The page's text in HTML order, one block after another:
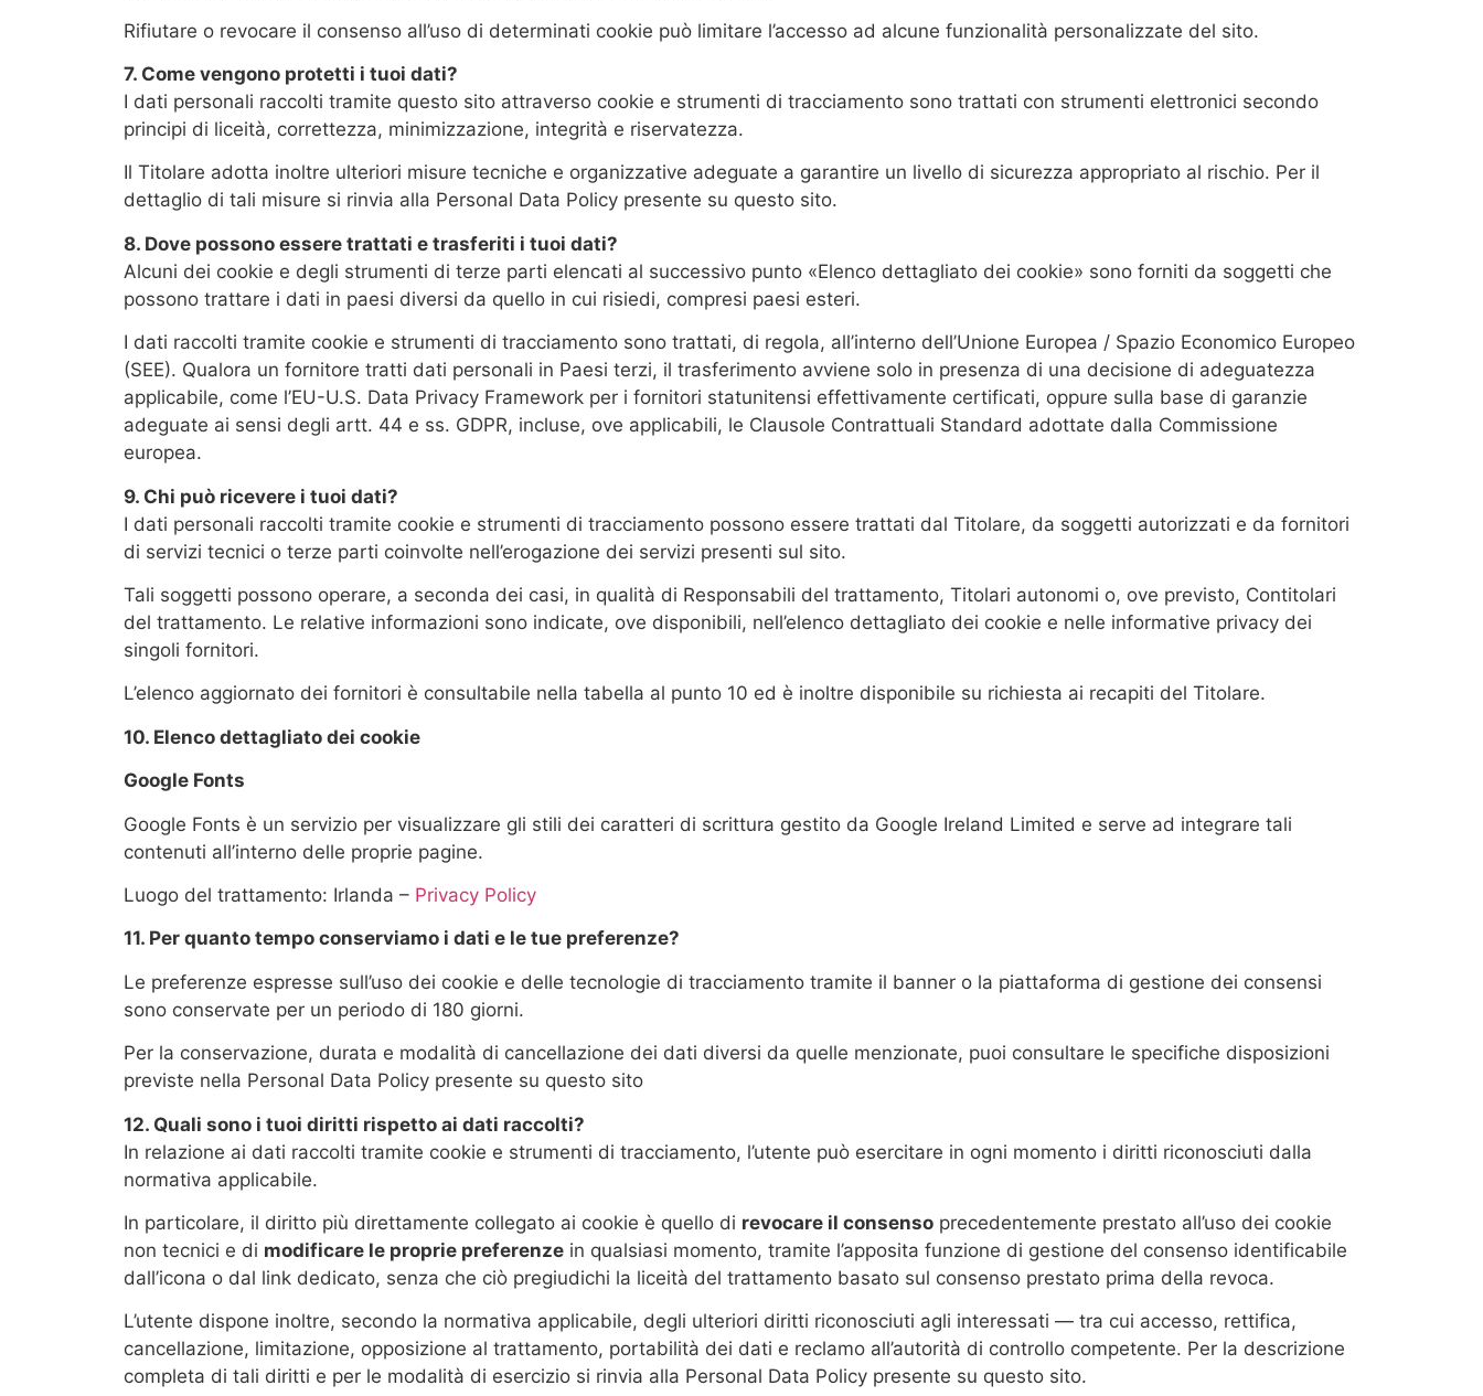
Rifiutare o revocare il consenso all’uso di determinati cookie può limitare l’accesso ad alcune funzionalità personalizzate del sito.
7. Come vengono protetti i tuoi dati?
I dati personali raccolti tramite questo sito attraverso cookie e strumenti di tracciamento sono trattati con strumenti elettronici secondo
principi di liceità, correttezza, minimizzazione, integrità e riservatezza.
Il Titolare adotta inoltre ulteriori misure tecniche e organizzative adeguate a garantire un livello di sicurezza appropriato al rischio. Per il
dettaglio di tali misure si rinvia alla Personal Data Policy presente su questo sito.
8. Dove possono essere trattati e trasferiti i tuoi dati?
Alcuni dei cookie e degli strumenti di terze parti elencati al successivo punto «Elenco dettagliato dei cookie» sono forniti da soggetti che
possono trattare i dati in paesi diversi da quello in cui risiedi, compresi paesi esteri.
I dati raccolti tramite cookie e strumenti di tracciamento sono trattati, di regola, all’interno dell’Unione Europea / Spazio Economico Europeo
(SEE). Qualora un fornitore tratti dati personali in Paesi terzi, il trasferimento avviene solo in presenza di una decisione di adeguatezza
applicabile, come l’EU-U.S. Data Privacy Framework per i fornitori statunitensi effettivamente certificati, oppure sulla base di garanzie
adeguate ai sensi degli artt. 44 e ss. GDPR, incluse, ove applicabili, le Clausole Contrattuali Standard adottate dalla Commissione
europea.
9. Chi può ricevere i tuoi dati?
I dati personali raccolti tramite cookie e strumenti di tracciamento possono essere trattati dal Titolare, da soggetti autorizzati e da fornitori
di servizi tecnici o terze parti coinvolte nell’erogazione dei servizi presenti sul sito.
Tali soggetti possono operare, a seconda dei casi, in qualità di Responsabili del trattamento, Titolari autonomi o, ove previsto, Contitolari
del trattamento. Le relative informazioni sono indicate, ove disponibili, nell’elenco dettagliato dei cookie e nelle informative privacy dei
singoli fornitori.
L’elenco aggiornato dei fornitori è consultabile nella tabella al punto 10 ed è inoltre disponibile su richiesta ai recapiti del Titolare.
10. Elenco dettagliato dei cookie
Google Fonts
Google Fonts è un servizio per visualizzare gli stili dei caratteri di scrittura gestito da Google Ireland Limited e serve ad integrare tali
contenuti all’interno delle proprie pagine.
Luogo del trattamento: Irlanda – Privacy Policy
11. Per quanto tempo conserviamo i dati e le tue preferenze?
Le preferenze espresse sull’uso dei cookie e delle tecnologie di tracciamento tramite il banner o la piattaforma di gestione dei consensi
sono conservate per un periodo di 180 giorni.
Per la conservazione, durata e modalità di cancellazione dei dati diversi da quelle menzionate, puoi consultare le specifiche disposizioni
previste nella Personal Data Policy presente su questo sito
12. Quali sono i tuoi diritti rispetto ai dati raccolti?
In relazione ai dati raccolti tramite cookie e strumenti di tracciamento, l’utente può esercitare in ogni momento i diritti riconosciuti dalla
normativa applicabile.
In particolare, il diritto più direttamente collegato ai cookie è quello di revocare il consenso precedentemente prestato all’uso dei cookie
non tecnici e di modificare le proprie preferenze in qualsiasi momento, tramite l’apposita funzione di gestione del consenso identificabile
dall’icona o dal link dedicato, senza che ciò pregiudichi la liceità del trattamento basato sul consenso prestato prima della revoca.
L’utente dispone inoltre, secondo la normativa applicabile, degli ulteriori diritti riconosciuti agli interessati — tra cui accesso, rettifica,
cancellazione, limitazione, opposizione al trattamento, portabilità dei dati e reclamo all’autorità di controllo competente. Per la descrizione
completa di tali diritti e per le modalità di esercizio si rinvia alla Personal Data Policy presente su questo sito.